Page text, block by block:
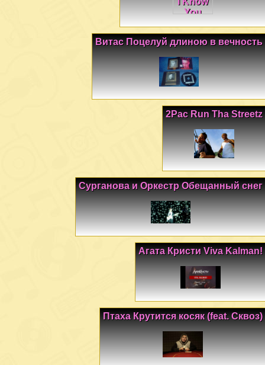
Витас Поцелуй длиною в вечность
2Pac Run Tha Streetz
Сурганова и Оркестр Обещанный снег
Агата Кристи Viva Kalman!
Птаха Крутится косяк (feat. Сквоз)